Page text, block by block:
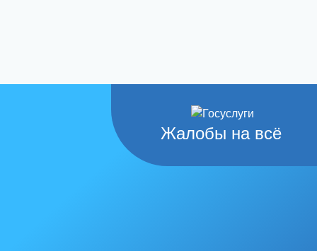
Жалобы на всё